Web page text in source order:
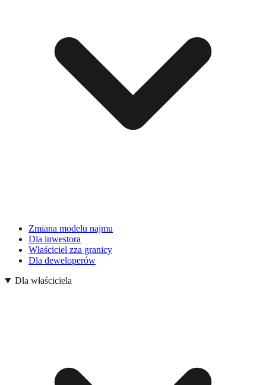
Zmiana modelu najmu
Dla inwestora
Właściciel zza granicy
Dla deweloperów
Dla właściciela